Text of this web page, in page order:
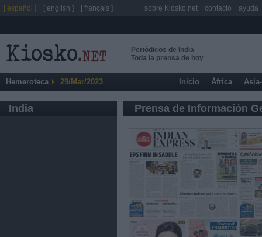
Periódicos de India
Toda la prensa de hoy
Hemeroteca 29/Mar/2023 Inicio África
India Prensa de Información
[ español ] [ english ] [ français ] sobre Kiosko.net contacto ayuda